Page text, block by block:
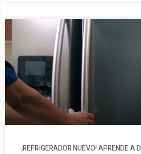
¡REFRIGERADOR NUEVO! APRENDE A